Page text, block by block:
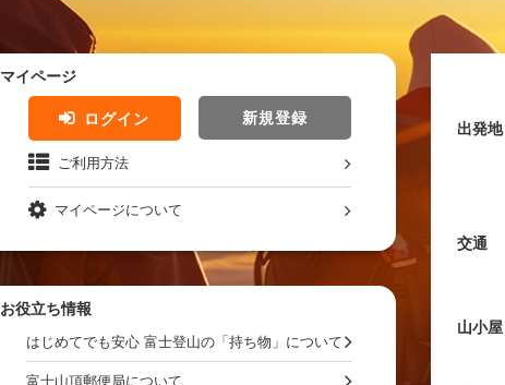
マイページ
ログイン 新規登録
ご利用方法
マイページについて
お役立ち情報
はじめてでも安心 富士登山の「持ち物」について
富士山頂郵便局について
出発地
交通
山小屋